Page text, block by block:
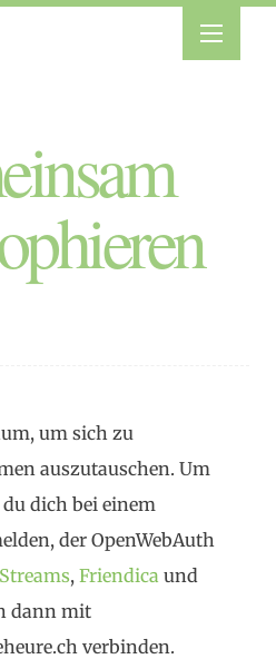
um sich zu
auszutauschen. Um
dich bei einem
der OpenWebAuth
Streams, Friendica und
dann mit
verbinden.